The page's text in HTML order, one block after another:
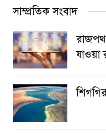
সাম্প্রতিক সংবাদ
যাওয়া